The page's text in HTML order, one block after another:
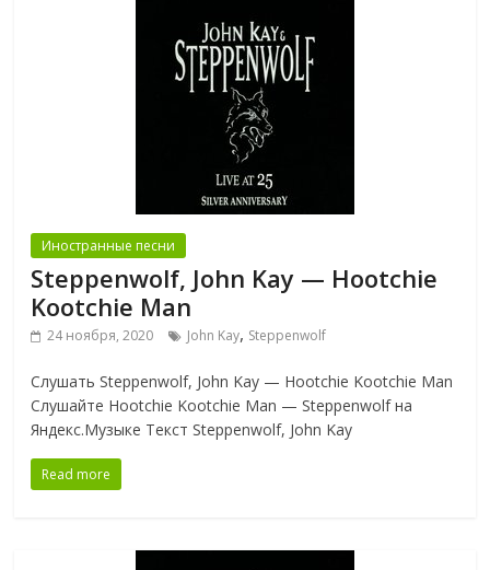
Иностранные песни
Steppenwolf, John Kay — Hootchie
Kootchie Man
24 ноября, 2020 John Kay, Steppenwolf
Слушать Steppenwolf, John Kay — Hootchie Kootchie Man
Слушайте Hootchie Kootchie Man — Steppenwolf на
Яндекс.Музыке Текст Steppenwolf, John Kay
Read more